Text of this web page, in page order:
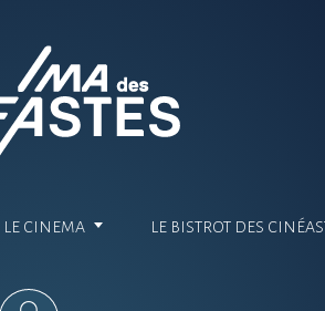
LE CINEMA LE BISTROT DES